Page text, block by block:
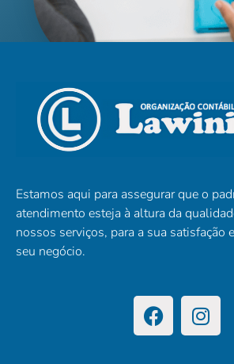
Estamos aqui para assegurar que o
atendimento esteja à altura da
nossos serviços, para a sua satisfação
seu negócio.